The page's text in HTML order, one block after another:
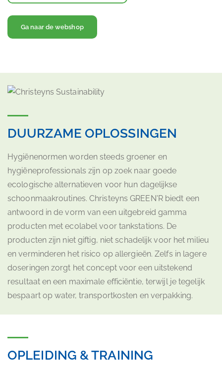
Ga naar de webshop
DUURZAME OPLOSSINGEN
Hygiënenormen worden steeds groener en
hygiëneprofessionals zijn op zoek naar goede
ecologische alternatieven voor hun dagelijkse
schoonmaakroutines. Christeyns GREEN'R biedt een
antwoord in de vorm van een uitgebreid gamma
producten met ecolabel voor tankstations. De
producten zijn niet giftig, niet schadelijk voor het milieu
en verminderen het risico op allergieën. Zelfs in lagere
doseringen zorgt het concept voor een uitstekend
resultaat en een maximale efficiëntie, terwijl je tegelijk
bespaart op water, transportkosten en verpakking.
OPLEIDING & TRAINING